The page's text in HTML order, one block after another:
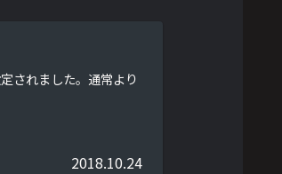
されました。通常より
2018.10.24